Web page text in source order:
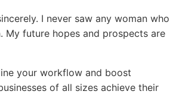
I never saw any woman who
future hopes and prospects are
your workflow and boost
of all sizes achieve their